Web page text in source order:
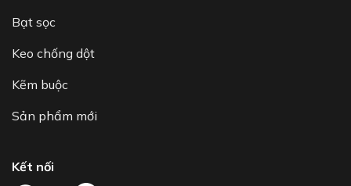
Bạt sọc
Keo chống dột
Kẽm buộc
Sản phẩm mới
Kết nối